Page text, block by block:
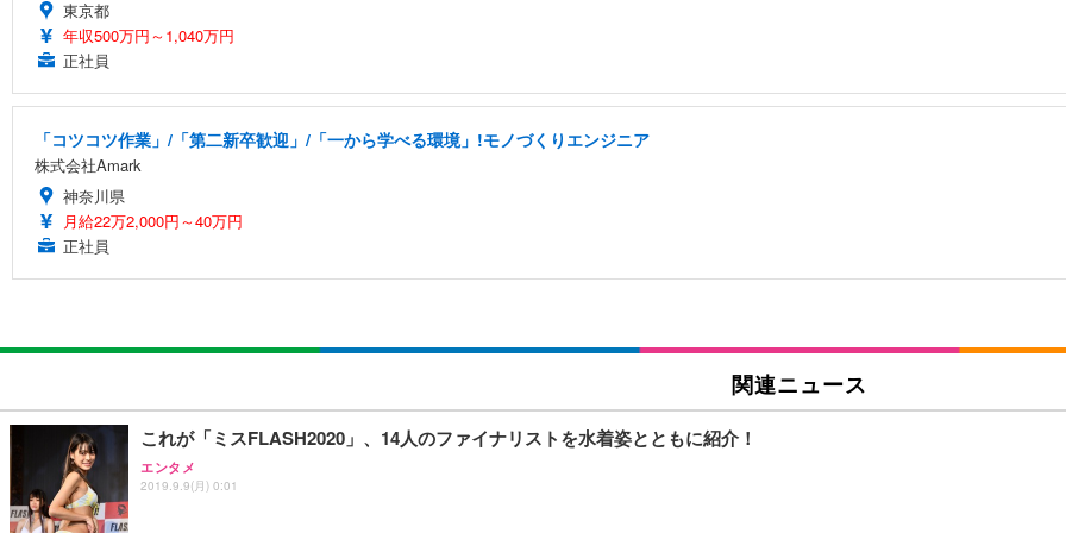
東京都
年収500万円～1,040万円
正社員
「コツコツ作業」/「第二新卒歓迎」/「一から学べる環境」!モノづくりエンジニア
株式会社Amark
神奈川県
月給22万2,000円～40万円
正社員
関連ニュース
これが「ミスFLASH2020」、14人のファイナリストを水着姿とともに紹介！
エンタメ
2019.9.9(月) 0:01